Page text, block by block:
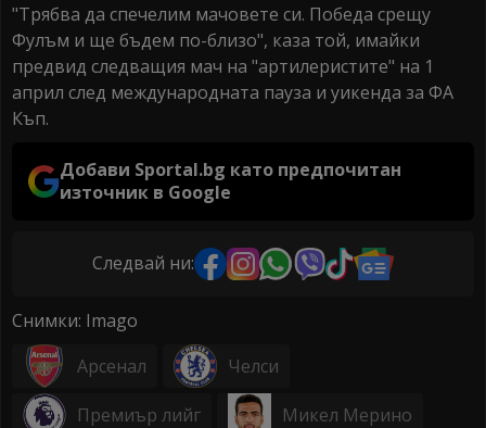
"Трябва да спечелим мачовете си. Победа срещу
Фулъм и ще бъдем по-близо", каза той, имайки
предвид следващия мач на "артилеристите" на 1
април след международната пауза и уикенда за ФА
Къп.
Добави Sportal.bg като предпочитан
източник в Google
Следвай ни:
Снимки: Imago
Арсенал
Челси
Премиър лийг Микел Мерино